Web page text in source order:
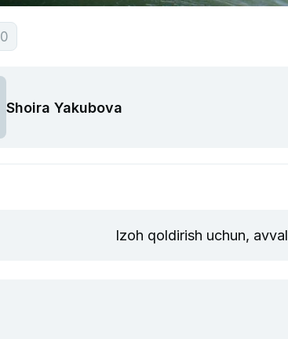
0
Shoira Yakubova
Izoh qoldirish uchun, avval